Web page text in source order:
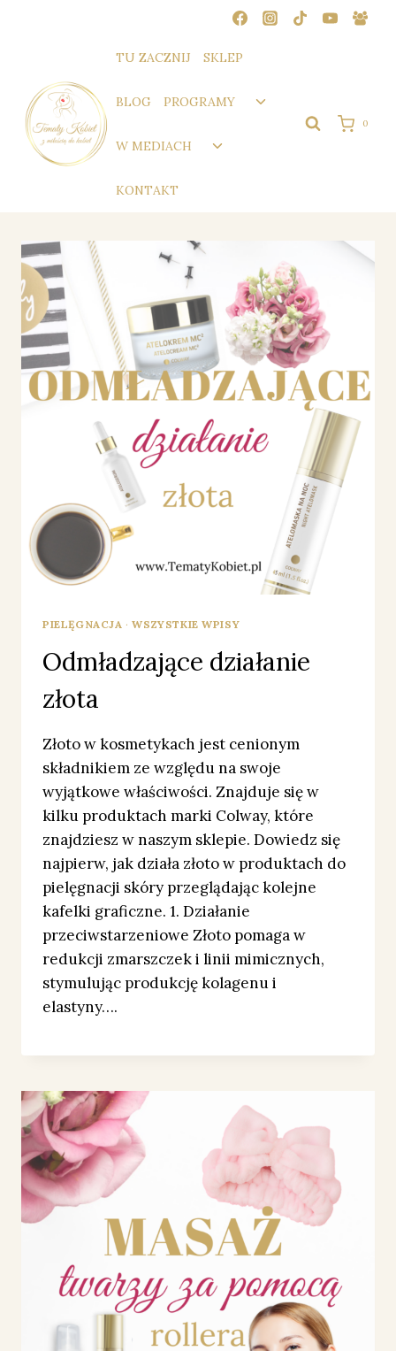
TU ZACZNIJ SKLEP
BLOG PROGRAMY
Przełącz
podrzędne
W MEDIACH
Przełącz
KONTAKT
0
PIELĘGNACJA ·WSZYSTKIE WPISY
Odmładzające działanie
złota
Złoto w kosmetykach jest cenionym
składnikiem ze względu na swoje
wyjątkowe właściwości. Znajduje się w
kilku produktach marki Colway, które
znajdziesz w naszym sklepie. Dowiedz się
najpierw, jak działa złoto w produktach do
pielęgnacji skóry przeglądając kolejne
kafelki graficzne. 1. Działanie
przeciwstarzeniowe Złoto pomaga w
redukcji zmarszczek i linii mimicznych,
stymulując produkcję kolagenu i
elastyny….